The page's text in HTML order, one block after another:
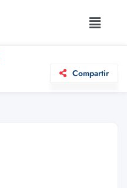
Compartir